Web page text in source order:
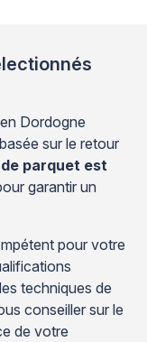
Dordogne
sur le retour
parquet est
garantir un
pour votre
techniques de
conseiller sur le
de votre